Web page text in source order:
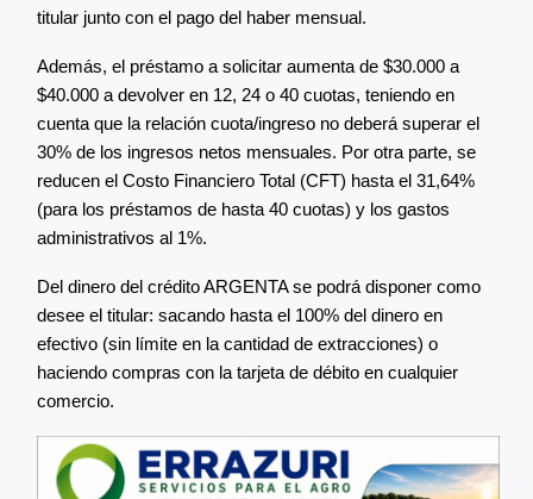
titular junto con el pago del haber mensual.
Además, el préstamo a solicitar aumenta de $30.000 a
$40.000 a devolver en 12, 24 o 40 cuotas, teniendo en
cuenta que la relación cuota/ingreso no deberá superar el
30% de los ingresos netos mensuales. Por otra parte, se
reducen el Costo Financiero Total (CFT) hasta el 31,64%
(para los préstamos de hasta 40 cuotas) y los gastos
administrativos al 1%.
Del dinero del crédito ARGENTA se podrá disponer como
desee el titular: sacando hasta el 100% del dinero en
efectivo (sin límite en la cantidad de extracciones) o
haciendo compras con la tarjeta de débito en cualquier
comercio.